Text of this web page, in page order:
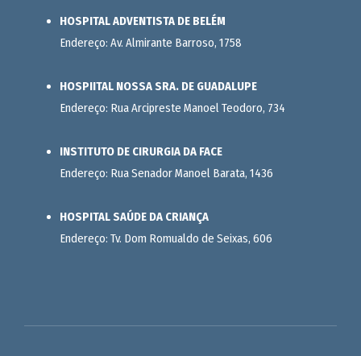
HOSPITAL ADVENTISTA DE BELÉM
Endereço: Av. Almirante Barroso, 1758
HOSPIITAL NOSSA SRA. DE GUADALUPE
Endereço: Rua Arcipreste Manoel Teodoro, 734
INSTITUTO DE CIRURGIA DA FACE
Endereço: Rua Senador Manoel Barata, 1436
HOSPITAL SAÚDE DA CRIANÇA
Endereço: Tv. Dom Romualdo de Seixas, 606